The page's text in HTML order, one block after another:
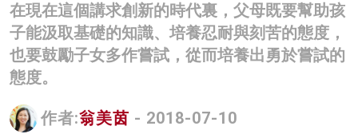
商業
科技
名家榜
在現在這個講求創新的時代裏，父母既要幫助孩
子能汲取基礎的知識、培養忍耐與刻苦的態度，
也要鼓勵子女多作嘗試，從而培養出勇於嘗試的
態度。
作者:翁美茵 - 2018-07-10